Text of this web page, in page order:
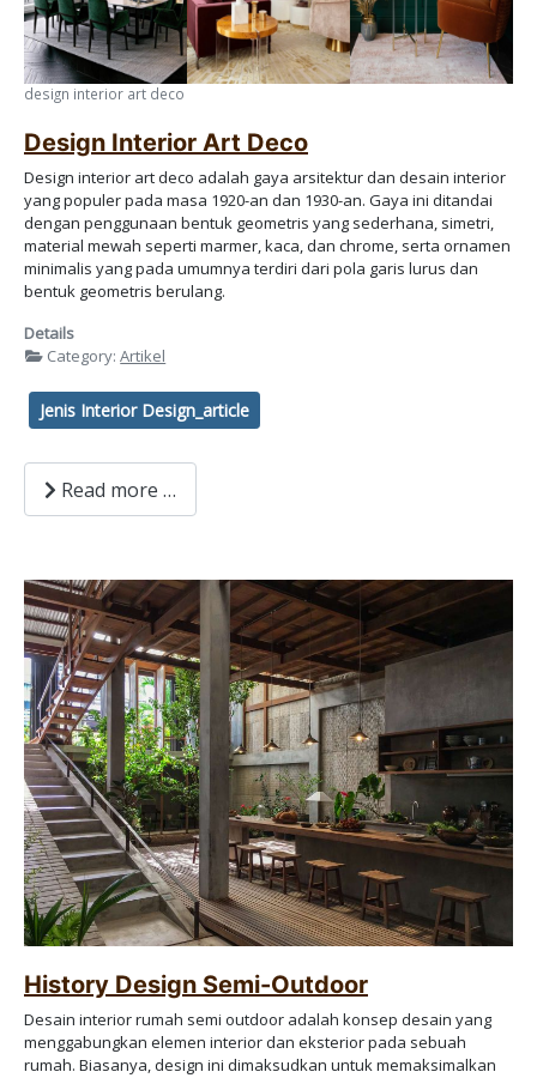
design interior art deco
Design Interior Art Deco
Design interior art deco adalah gaya arsitektur dan desain interior
yang populer pada masa 1920-an dan 1930-an. Gaya ini ditandai
dengan penggunaan bentuk geometris yang sederhana, simetri,
material mewah seperti marmer, kaca, dan chrome, serta ornamen
minimalis yang pada umumnya terdiri dari pola garis lurus dan
bentuk geometris berulang.
Details
Category:Artikel
Jenis Interior Design_article
Read more …
History Design Semi-Outdoor
Desain interior rumah semi outdoor adalah konsep desain yang
menggabungkan elemen interior dan eksterior pada sebuah
rumah. Biasanya, design ini dimaksudkan untuk memaksimalkan